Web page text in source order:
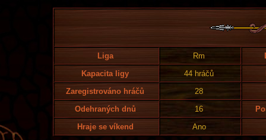
Liga Rm
Kapacita ligy
44 hráčů
Zaregistrováno hráčů
28
Odehraných dnů
16
Hraje se víkend
Ano